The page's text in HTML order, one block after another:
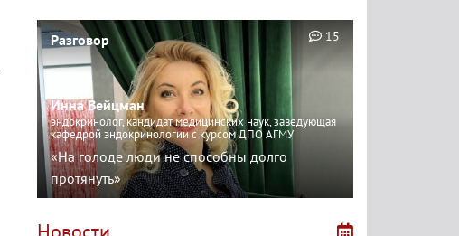
Разговор
Инна Вейцман
эндокринолог, кандидат медицинских наук, заведующая
кафедрой эндокринологии с курсом ДПО АГМУ
«На голоде люди не способны долго
протянуть»
15